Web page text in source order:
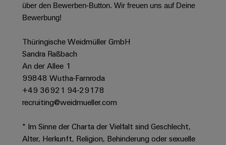
Wasserstoff
Wasserstoff
Schlüsseltechnologie
für
Energiewende
Windenergie
Effizienter
Windparks
Industriedrucker
Cabinet
Infrastructure
Assemblierungsservice
Bestückte
Klemmenleisten
über den Bewerben-Button. Wir freuen uns auf Deine
Bewerbung!
Thüringische Weidmüller GmbH
Sandra Raßbach
An der Allee 1
99848 Wutha-Farnroda
+49 36921 94-29178
recruiting@weidmueller.com
* Im Sinne der Charta der Vielfalt sind Geschlecht,
Alter, Herkunft, Religion, Behinderung oder sexuelle